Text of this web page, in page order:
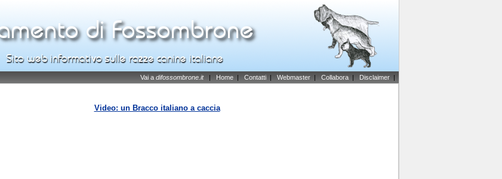
Vai a difossombrone.it| Home | Contatti | Webmaster | Collabora | Disclaimer |
Video: un Bracco italiano a caccia